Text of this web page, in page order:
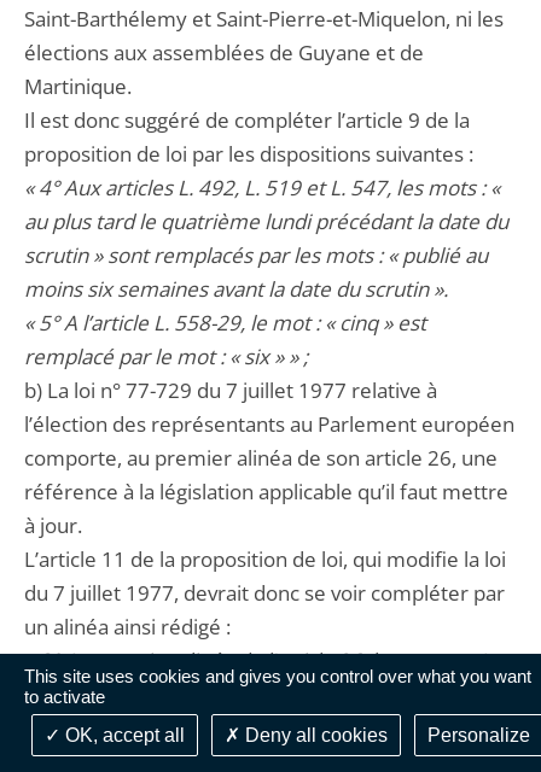
This site uses cookies and gives you control over what you want
to activate
OK, accept all
Deny all cookies Personalize
Saint-Barthélemy et Saint-Pierre-et-Miquelon, ni les
élections aux assemblées de Guyane et de
Martinique.
Il est donc suggéré de compléter l’article 9 de la
proposition de loi par les dispositions suivantes :
« 4° Aux articles L. 492, L. 519 et L. 547, les mots : «
au plus tard le quatrième lundi précédant la date du
scrutin » sont remplacés par les mots : « publié au
moins six semaines avant la date du scrutin ».
« 5° A l’article L. 558-29, le mot : « cinq » est
remplacé par le mot : « six » » ;
b) La loi n° 77-729 du 7 juillet 1977 relative à
l’élection des représentants au Parlement européen
comporte, au premier alinéa de son article 26, une
référence à la législation applicable qu’il faut mettre
à jour.
L’article 11 de la proposition de loi, qui modifie la loi
du 7 juillet 1977, devrait donc se voir compléter par
un alinéa ainsi rédigé :
« 3° Au premier alinéa de l’article 26, les mots : « La
présente loi, dans sa rédaction résultant de la loi n°
2013-1159 du 16 décembre 2013 transposant la
directive 2013/1/UE du Conseil, du 20 décembre